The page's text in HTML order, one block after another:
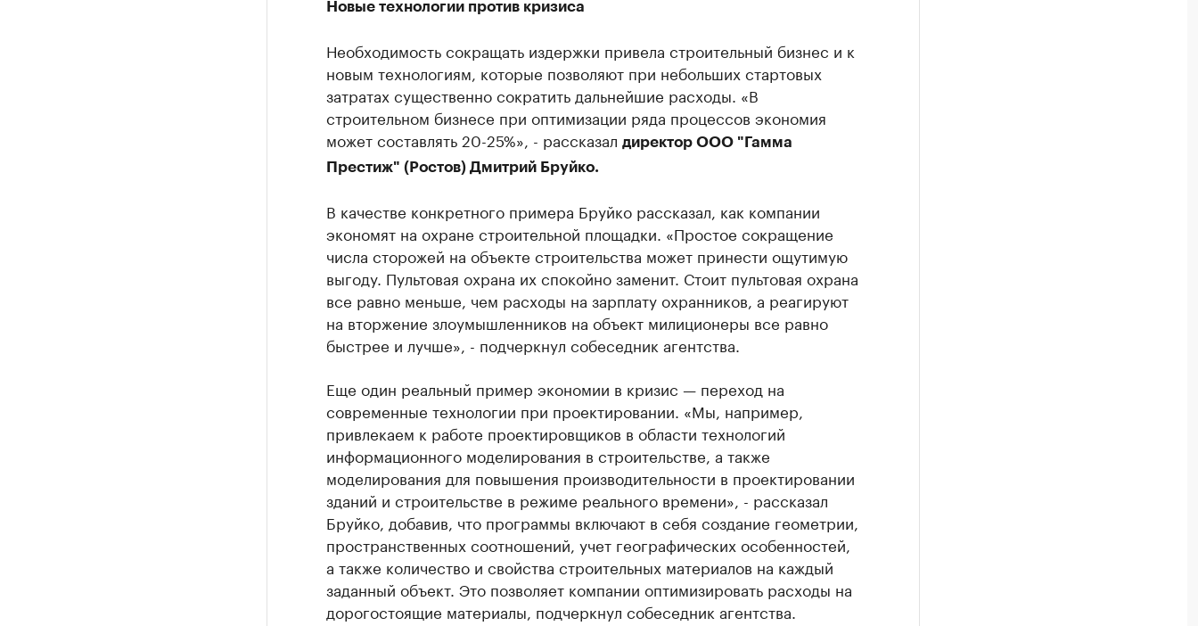
Новые технологии против кризиса
Необходимость сокращать издержки привела строительный бизнес и к
новым технологиям, которые позволяют при небольших стартовых
затратах существенно сократить дальнейшие расходы. «В
строительном бизнесе при оптимизации ряда процессов экономия
может составлять 20-25%», - рассказал директор ООО "Гамма
Престиж" (Ростов) Дмитрий Бруйко.
В качестве конкретного примера Бруйко рассказал, как компании
экономят на охране строительной площадки. «Простое сокращение
числа сторожей на объекте строительства может принести ощутимую
выгоду. Пультовая охрана их спокойно заменит. Стоит пультовая охрана
все равно меньше, чем расходы на зарплату охранников, а реагируют
на вторжение злоумышленников на объект милиционеры все равно
быстрее и лучше», - подчеркнул собеседник агентства.
Еще один реальный пример экономии в кризис — переход на
современные технологии при проектировании. «Мы, например,
привлекаем к работе проектировщиков в области технологий
информационного моделирования в строительстве, а также
моделирования для повышения производительности в проектировании
зданий и строительстве в режиме реального времени», - рассказал
Бруйко, добавив, что программы включают в себя создание геометрии,
пространственных соотношений, учет географических особенностей,
а также количество и свойства строительных материалов на каждый
заданный объект. Это позволяет компании оптимизировать расходы на
дорогостоящие материалы, подчеркнул собеседник агентства.